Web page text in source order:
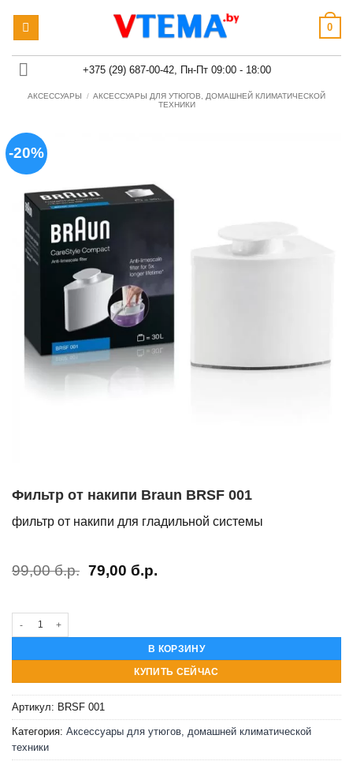
0
+375 (29) 687-00-42, Пн-Пт 09:00 - 18:00
АКСЕССУАРЫ / АКСЕССУАРЫ ДЛЯ УТЮГОВ, ДОМАШНЕЙ КЛИМАТИЧЕСКОЙ
ТЕХНИКИ
-20%
Фильтр от накипи Braun BRSF 001
фильтр от накипи для гладильной системы
99,00б.р. Первоначальная
79,00 б.р.Текущая
Количество товара Фильтр от накипи Braun BRSF 001
В КОРЗИНУ
КУПИТЬ СЕЙЧАС
Артикул: BRSF 001
Категория: Аксессуары для утюгов, домашней климатической
техники